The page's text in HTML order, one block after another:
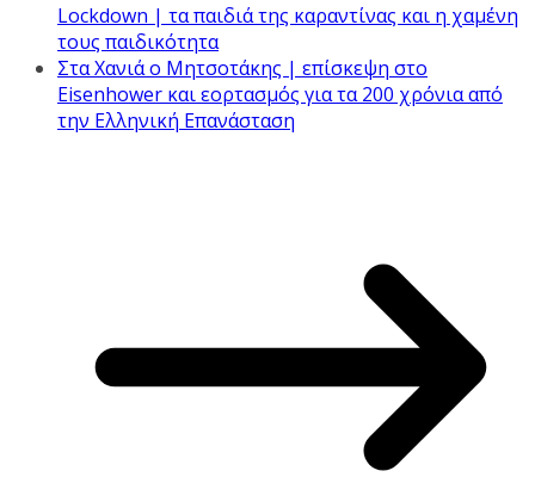
Lockdown | τα παιδιά της καραντίνας και η χαμένη
τους παιδικότητα
Στα Χανιά ο Μητσοτάκης | επίσκεψη στο
Eisenhower και εορτασμός για τα 200 χρόνια από
την Ελληνική Επανάσταση